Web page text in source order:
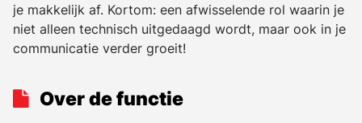
je makkelijk af. Kortom: een afwisselende rol waarin je
niet alleen technisch uitgedaagd wordt, maar ook in je
communicatie verder groeit!
Over de functie